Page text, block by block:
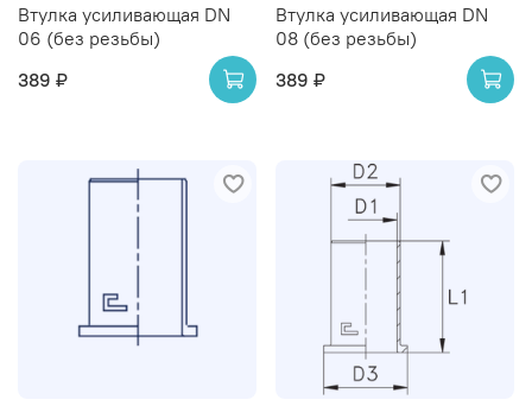
Втулка усиливающая DN
06 (без резьбы)
389 ₽
Втулка усиливающая DN
08 (без резьбы)
389 ₽